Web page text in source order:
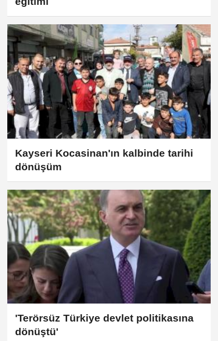
Kayseri Kocasinan'ın kalbinde tarihi
dönüşüm
'Terörsüz Türkiye devlet politikasına
dönüştü'